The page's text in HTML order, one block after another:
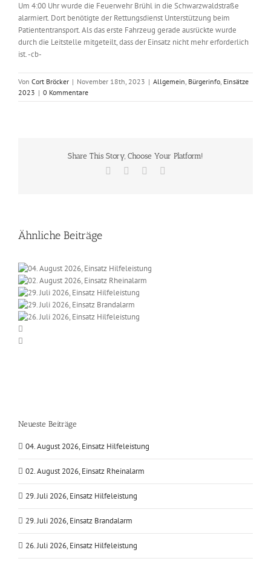
Um 4:00 Uhr wurde die Feuerwehr Brühl in die Schwarzwaldstraße
alarmiert. Dort benötigte der Rettungsdienst Unterstützung beim
Patiententransport. Als das erste Fahrzeug gerade ausrückte wurde
durch die Leitstelle mitgeteilt, dass der Einsatz nicht mehr erforderlich
ist. -cb-
Von Cort Bröcker | November 18th, 2023 | Allgemein, Bürgerinfo, Einsätze
2023 | 0 Kommentare
Share This Story, Choose Your Platform!
Facebook
Ähnliche Beiträge
Neueste Beiträge
04. August 2026, Einsatz Hilfeleistung
02. August 2026, Einsatz Rheinalarm
29. Juli 2026, Einsatz Hilfeleistung
29. Juli 2026, Einsatz Brandalarm
26. Juli 2026, Einsatz Hilfeleistung